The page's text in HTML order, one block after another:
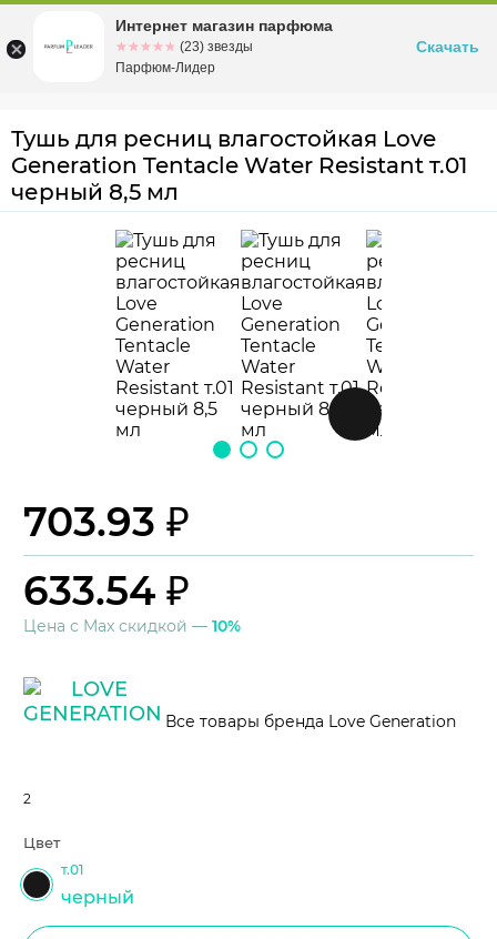
Омскул. Заозерная, 11, к. 1
Тушь для ресниц влагостойкая Love
Generation Tentacle Water Resistant т.01
черный 8,5 мл
703.93 ₽
633.54 ₽
Цена с Max скидкой — 10%
Все товары бренда Love Generation
2
Цвет
т.01
черный
Интернет магазин парфюма
☆☆☆☆☆
★★★★★ (23) звезды
Парфюм-Лидер
Скачать